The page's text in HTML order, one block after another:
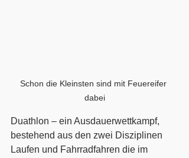
Schon die Kleinsten sind mit Feuereifer
dabei
Duathlon – ein Ausdauerwettkampf,
bestehend aus den zwei Disziplinen
Laufen und Fahrradfahren die im